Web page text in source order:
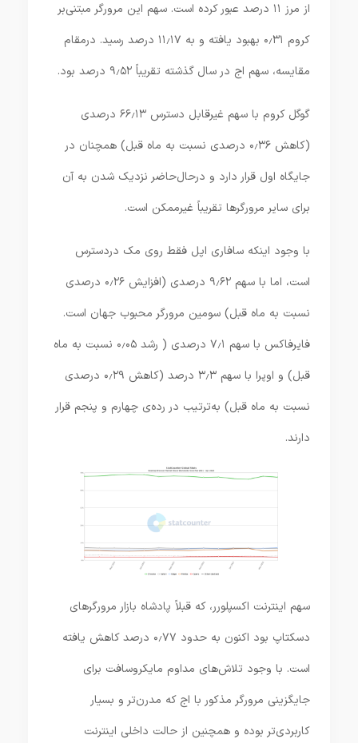
از مرز ۱۱ درصد عبور کرده است. سهم این مرورگر مبتنی‌بر
کروم ۰٫۳۱ بهبود یافته و به ۱۱٫۱۷ درصد رسید. درمقام
مقایسه، سهم اج در سال گذشته تقریباً ۹٫۵۲ درصد بود.
گوگل کروم با سهم غیرقابل دسترس ۶۶٫۱۳ درصدی
(کاهش ۰٫۳۶ درصدی نسبت به ماه قبل) همچنان در
جایگاه اول قرار دارد و درحال‌حاضر نزدیک شدن به آن
برای سایر مرورگرها تقریباً غیرممکن است.
با وجود اینکه سافاری اپل فقط روی مک دردسترس
است، اما با سهم ۹٫۶۲ درصدی (افزایش ۰٫۲۶ درصدی
نسبت به ماه قبل) سومین مرورگر محبوب جهان است.
فایرفاکس با سهم ۷٫۱ درصدی ( رشد ۰٫۰۵ نسبت به ماه
قبل) و اوپرا با سهم ۳٫۳ درصد (کاهش ۰٫۲۹ درصدی
نسبت به ماه قبل) به‌ترتیب در رده‌ی چهارم و پنجم قرار
دارند.
سهم اینترنت اکسپلورر، که قبلاً پادشاه بازار مرورگرهای
دسکتاپ بود اکنون به حدود ۰٫۷۷ درصد کاهش یافته
است. با وجود تلاش‌های مداوم مایکروسافت برای
جایگزینی مرورگر مذکور با اج که مدرن‌تر و بسیار
کاربردی‌تر بوده و همچنین از حالت داخلی اینترنت